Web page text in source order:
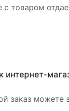
товаром
интернет-
заказ можете